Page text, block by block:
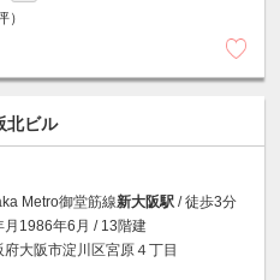
）
北ビル
Metro御堂筋線新大阪駅 / 徒歩3分
月1986年6月 / 13階建
府大阪市淀川区宮原４丁目